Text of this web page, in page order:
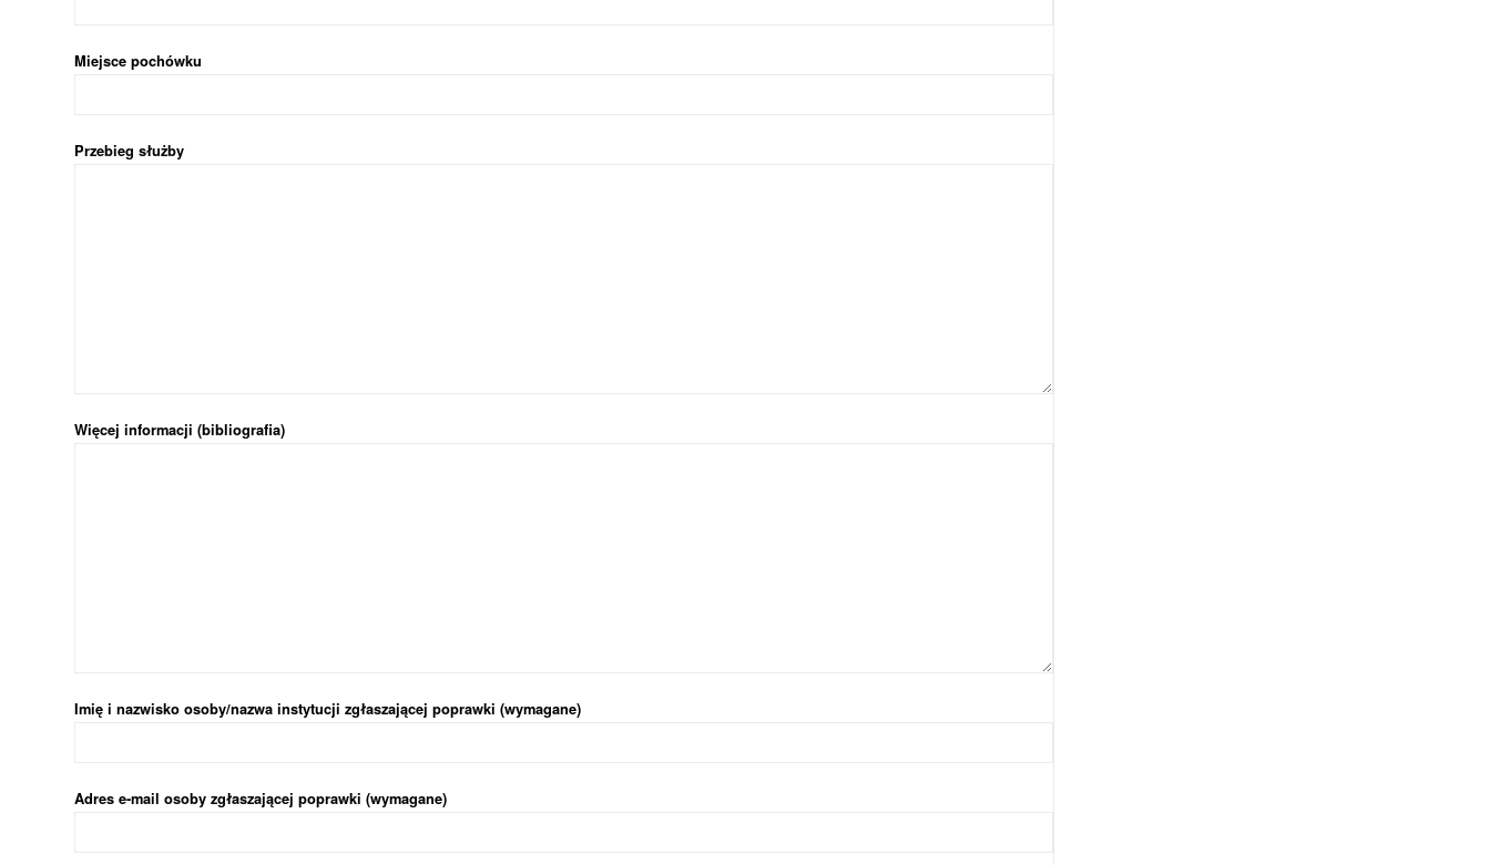
Miejsce pochówku
Przebieg służby
Więcej informacji (bibliografia)
Imię i nazwisko osoby/nazwa instytucji zgłaszającej poprawki (wymagane)
Adres e-mail osoby zgłaszającej poprawki (wymagane)